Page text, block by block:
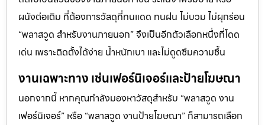
ผนังต่อเติม ที่ต้องการวัสดุที่ทนแดด ทนฝน ไม่บวม ไม่ผุกร่อน
“พลาสวูด สำหรับงานภายนอก” จึงเป็นอีกตัวเลือกหนึ่งที่โดด
เด่น เพราะติดตั้งได้ง่าย น้ำหนักเบา และไม่ดูดซึมความชื้น
งานเฉพาะทาง เช่นเฟอร์นิเจอร์และป้ายโฆษณา
นอกจากนี้ หากคุณกำลังมองหาวัสดุสำหรับ “พลาสวูด งาน
เฟอร์นิเจอร์” หรือ “พลาสวูด งานป้ายโฆษณา” ก็สามารถเลือก